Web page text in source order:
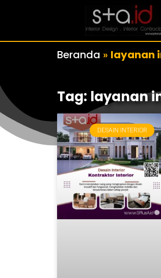
Beranda » layanan
Tag: layanan
DESAIN INTERIOR